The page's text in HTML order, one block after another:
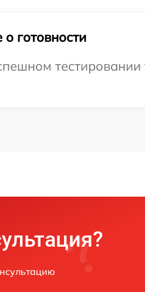
готовности
тестировании